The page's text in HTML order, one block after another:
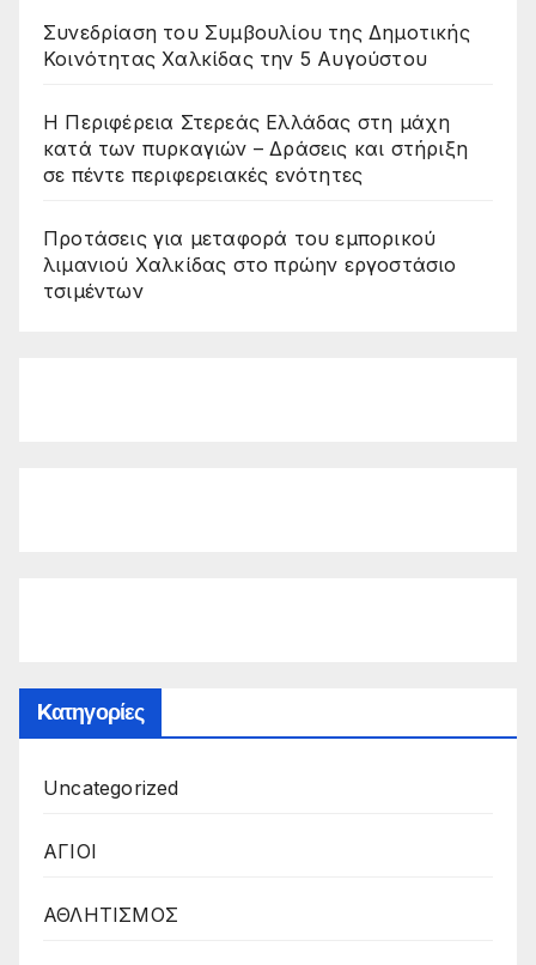
Συνεδρίαση του Συμβουλίου της Δημοτικής
Κοινότητας Χαλκίδας την 5 Αυγούστου
Η Περιφέρεια Στερεάς Ελλάδας στη μάχη
κατά των πυρκαγιών – Δράσεις και στήριξη
σε πέντε περιφερειακές ενότητες
Προτάσεις για μεταφορά του εμπορικού
λιμανιού Χαλκίδας στο πρώην εργοστάσιο
τσιμέντων
Kατηγορίες
Uncategorized
ΑΓΙΟΙ
ΑΘΛΗΤΙΣΜΟΣ